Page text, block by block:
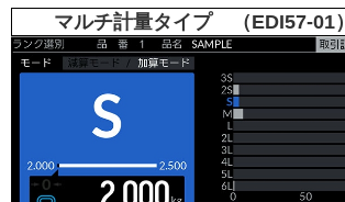
マルチ計量タイプ （EDI57-01）